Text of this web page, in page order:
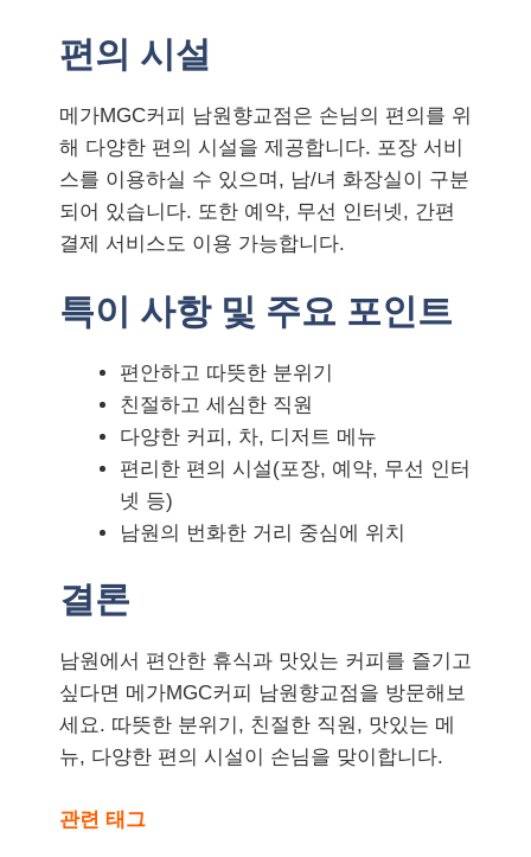
편의 시설
메가MGC커피 남원향교점은 손님의 편의를 위
해 다양한 편의 시설을 제공합니다. 포장 서비
스를 이용하실 수 있으며, 남/녀 화장실이 구분
되어 있습니다. 또한 예약, 무선 인터넷, 간편
결제 서비스도 이용 가능합니다.
특이 사항 및 주요 포인트
편안하고 따뜻한 분위기
친절하고 세심한 직원
다양한 커피, 차, 디저트 메뉴
편리한 편의 시설(포장, 예약, 무선 인터
넷 등)
남원의 번화한 거리 중심에 위치
결론
남원에서 편안한 휴식과 맛있는 커피를 즐기고
싶다면 메가MGC커피 남원향교점을 방문해보
세요. 따뜻한 분위기, 친절한 직원, 맛있는 메
뉴, 다양한 편의 시설이 손님을 맞이합니다.
관련 태그